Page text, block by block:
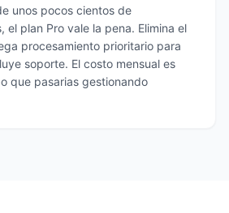
unos pocos cientos de
el plan Pro vale la pena. Elimina el
procesamiento prioritario para
soporte. El costo mensual es
que pasarias gestionando